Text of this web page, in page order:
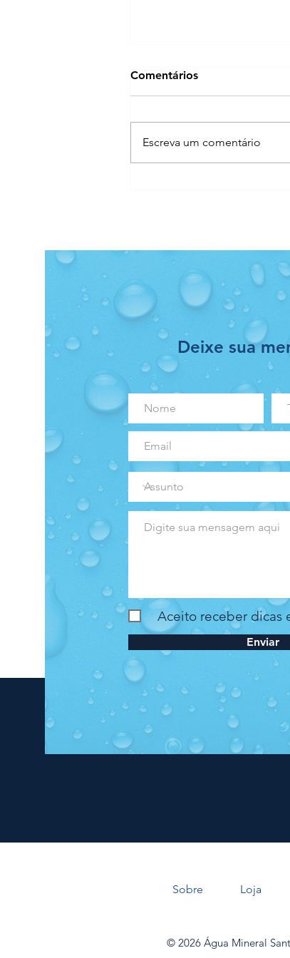
Comentários
Escreva um comentário
Deixe sua
Aceito receber dicas
Enviar
Sobre Loja
© 2026 Água Mineral